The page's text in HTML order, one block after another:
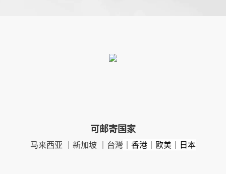
可邮寄国家
马来西亚 ｜新加坡 ｜台灣 ｜香港｜欧美｜日本